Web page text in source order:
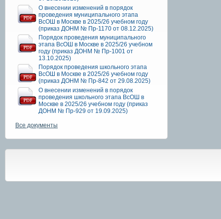
О внесении изменений в порядок
проведения муниципального этапа
ВсОШ в Москве в 2025/26 учебном году
(приказ ДОНМ № Пр-1170 от 08.12.2025)
Порядок проведения муниципального
этапа ВсОШ в Москве в 2025/26 учебном
году (приказ ДОНМ № Пр-1001 от
13.10.2025)
Порядок проведения школьного этапа
ВсОШ в Москве в 2025/26 учебном году
(приказ ДОНМ № Пр-842 от 29.08.2025)
О внесении изменений в порядок
проведения школьного этапа ВсОШ в
Москве в 2025/26 учебном году (приказ
ДОНМ № Пр-929 от 19.09.2025)
Все документы